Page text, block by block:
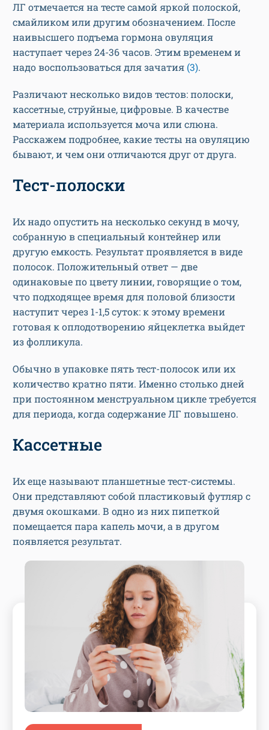
ЛГ отмечается на тесте самой яркой полоской,
смайликом или другим обозначением. После
наивысшего подъема гормона овуляция
наступает через 24-36 часов. Этим временем и
надо воспользоваться для зачатия (3).
Различают несколько видов тестов: полоски,
кассетные, струйные, цифровые. В качестве
материала используется моча или слюна.
Расскажем подробнее, какие тесты на овуляцию
бывают, и чем они отличаются друг от друга.
Тест-полоски
Их надо опустить на несколько секунд в мочу,
собранную в специальный контейнер или
другую емкость. Результат проявляется в виде
полосок. Положительный ответ — две
одинаковые по цвету линии, говорящие о том,
что подходящее время для половой близости
наступит через 1-1,5 суток: к этому времени
готовая к оплодотворению яйцеклетка выйдет
из фолликула.
Обычно в упаковке пять тест-полосок или их
количество кратно пяти. Именно столько дней
при постоянном менструальном цикле требуется
для периода, когда содержание ЛГ повышено.
Кассетные
Их еще называют планшетные тест-системы.
Они представляют собой пластиковый футляр с
двумя окошками. В одно из них пипеткой
помещается пара капель мочи, а в другом
появляется результат.